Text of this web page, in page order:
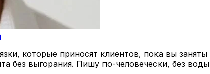
которые приносят клиентов, пока вы
без выгорания. Пишу по-человечески, без